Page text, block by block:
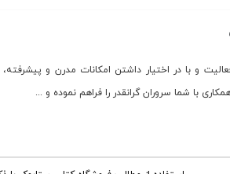
و با در اختیار داشتن امکانات مدرن و
با شما سروران گرانقدر را فراهم نموده و ...